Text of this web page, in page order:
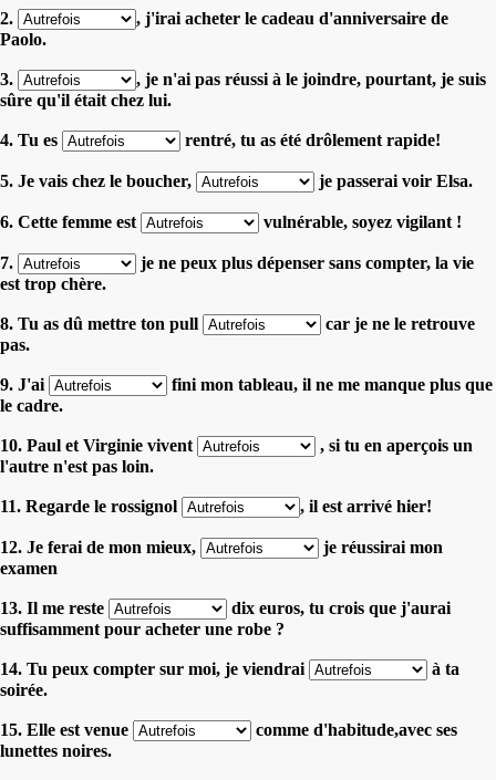
2.
, j'irai acheter le cadeau d'anniversaire de
Paolo.
3.
, je n'ai pas réussi à le joindre, pourtant, je suis
sûre qu'il était chez lui.
4. Tu es rentré, tu as été drôlement rapide!
5. Je vais chez le boucher, je passerai voir Elsa.
6. Cette femme est vulnérable, soyez vigilant !
7.
je ne peux plus dépenser sans compter, la vie
est trop chère.
8. Tu as dû mettre ton pull
car je ne le retrouve
pas.
9. J'ai
fini mon tableau, il ne me manque plus que
le cadre.
10. Paul et Virginie vivent
, si tu en aperçois un
l'autre n'est pas loin.
11. Regarde le rossignol , il est arrivé hier!
12. Je ferai de mon mieux,
je réussirai mon
examen
13. Il me reste
dix euros, tu crois que j'aurai
suffisamment pour acheter une robe ?
14. Tu peux compter sur moi, je viendrai
à ta
soirée.
15. Elle est venue
comme d'habitude,avec ses
lunettes noires.